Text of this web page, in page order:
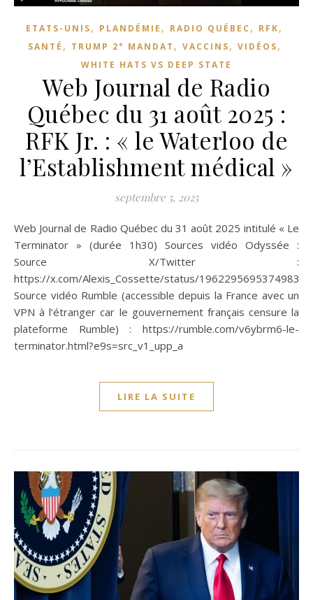
ETATS-UNIS, PLANDÉMIE , RADIO QUÉBEC , RFK,
SANTÉ , TRUMP 2° MANDAT , VACCINS, VIDÉOS,
WHITE HATS VS DEEP STATE
Web Journal de Radio
Québec du 31 août 2025 :
RFK Jr. : « le Waterloo de
l’Establishment médical »
septembre 5, 2025
Web Journal de Radio Québec du 31 août 2025 intitulé « Le
Terminator » (durée 1h30) Sources vidéo Odyssée :
Source X/Twitter :
https://x.com/Alexis_Cossette/status/
Source vidéo Rumble (accessible depuis la France avec un
VPN à l’étranger car le gouvernement français censure la
plateforme Rumble) : https://rumble.com/v6ybrm6-le-
terminator.html?e9s=src_v1_upp_a
LIRE LA SUITE